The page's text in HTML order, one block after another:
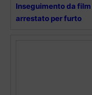
Inseguimento da
arrestato per furto